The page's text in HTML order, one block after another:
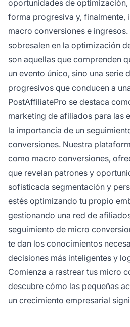
oportunidades de
forma progresiva y, finalmente,
macro conversiones e
sobresalen en la optimización
son aquellas que comprenden
un evento único, sino una serie
progresivos que conducen a
PostAffiliatePro se destaca
marketing de afiliados para las
la importancia de un
conversiones. Nuestra
como macro conversiones,
que revelan patrones y
sofisticada segmentación y
estés optimizando tu propio
gestionando una red de
seguimiento de micro
te dan los conocimientos
decisiones más inteligentes y
Comienza a rastrear tus micro
descubre cómo las pequeñas
un crecimiento empresarial